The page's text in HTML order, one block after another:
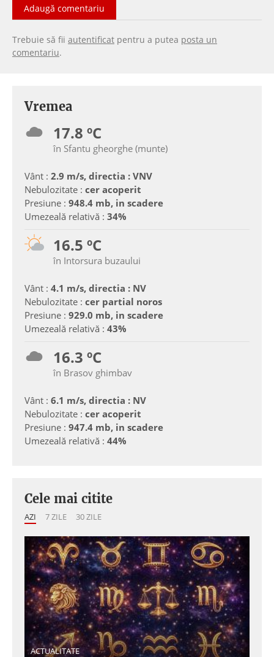
Adaugă comentariu
Trebuie să fii autentificat pentru a putea posta un
comentariu.
Vremea
17.8 ºC
în Sfantu gheorghe (munte)
Vânt : 2.9 m/s, directia : VNV
Nebulozitate : cer acoperit
Presiune : 948.4 mb, in scadere
Umezeală relativă : 34%
16.5 ºC
în Intorsura buzaului
Vânt : 4.1 m/s, directia : NV
Nebulozitate : cer partial noros
Presiune : 929.0 mb, in scadere
Umezeală relativă : 43%
16.3 ºC
în Brasov ghimbav
Vânt : 6.1 m/s, directia : NV
Nebulozitate : cer acoperit
Presiune : 947.4 mb, in scadere
Umezeală relativă : 44%
Cele mai citite
AZI 7 ZILE 30 ZILE
ACTUALITATE